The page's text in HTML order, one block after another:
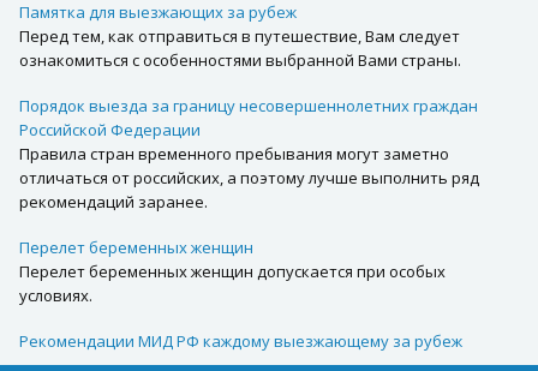
Памятка для выезжающих за рубеж
Перед тем, как отправиться в путешествие, Вам следует
ознакомиться с особенностями выбранной Вами страны.
Порядок выезда за границу несовершеннолетних граждан
Российской Федерации
Правила стран временного пребывания могут заметно
отличаться от российских, а поэтому лучше выполнить ряд
рекомендаций заранее.
Перелет беременных женщин
Перелет беременных женщин допускается при особых
условиях.
Рекомендации МИД РФ каждому выезжающему за рубеж